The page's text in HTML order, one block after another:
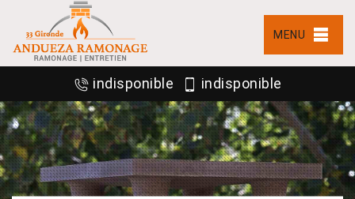
MENU
indisponible indisponible